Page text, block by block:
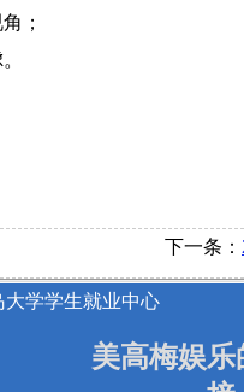
；
下一条：
学学生就业中心
美高梅娱